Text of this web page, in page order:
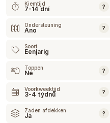
Kiemtijd
7-14 dní ?
Ondersteuning
Ano ?
Soort
Eenjarig
Toppen
Ne ?
Voorkweektijd
3-4 týdnů ?
Zaden afdekken
Ja ?